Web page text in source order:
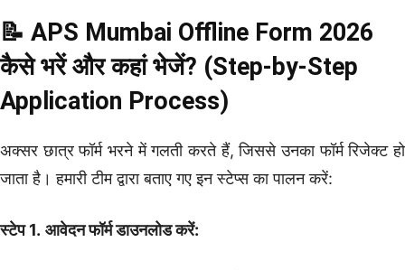
📝 APS Mumbai Offline Form 2026
कैसे भरें और कहां भेजें? (Step-by-Step
Application Process)
अक्सर छात्र फॉर्म भरने में गलती करते हैं, जिससे उनका फॉर्म रिजेक्ट हो
जाता है। हमारी टीम द्वारा बताए गए इन स्टेप्स का पालन करें:
स्टेप 1. आवेदन फॉर्म डाउनलोड करें: